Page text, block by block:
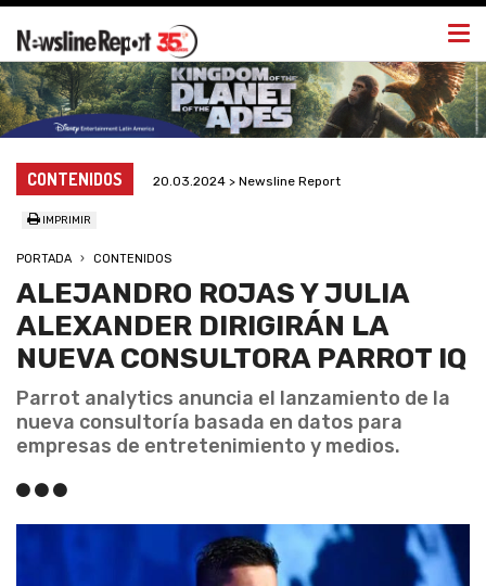
CONTENIDOS 20.03.2024 > Newsline Report
IMPRIMIR
PORTADA CONTENIDOS
ALEJANDRO ROJAS Y JULIA
ALEXANDER DIRIGIRÁN LA
NUEVA CONSULTORA PARROT IQ
Parrot analytics anuncia el lanzamiento de la
nueva consultoría basada en datos para
empresas de entretenimiento y medios.